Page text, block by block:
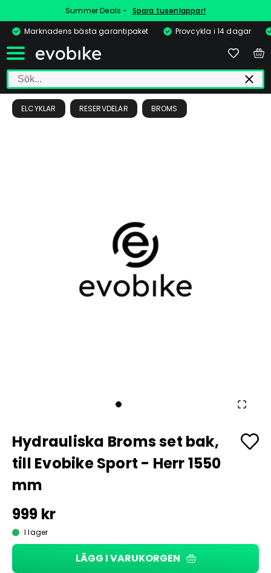
Summer Deals - Spara tusenlappar!
Marknadens bästa garantipaket
Provcykla i 14 dagar
ELCYKLAR RESERVDELAR BROMS
Hydrauliska Broms set bak,
till Evobike Sport - Herr 1550
mm
999 kr
I lager
LÄGG I VARUKORGEN